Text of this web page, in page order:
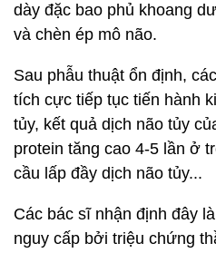
dày đặc bao phủ khoang
và chèn ép mô não.
Sau phẫu thuật ổn định,
tích cực tiếp tục tiến hành
tủy, kết quả dịch não tủy
protein tăng cao 4-5 lần ở
cầu lấp đầy dịch não tủy...
Các bác sĩ nhận định đây
nguy cấp bởi triệu chứng